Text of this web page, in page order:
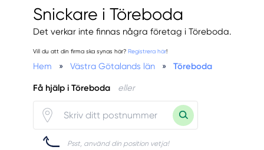
Snickare i Töreboda
Det verkar inte finnas några företag i Töreboda.
Vill du att din firma ska synas här? Registrera här!
Hem » Västra Götalands län » Töreboda
Få hjälp i Töreboda eller
Psst, använd din position vetja!